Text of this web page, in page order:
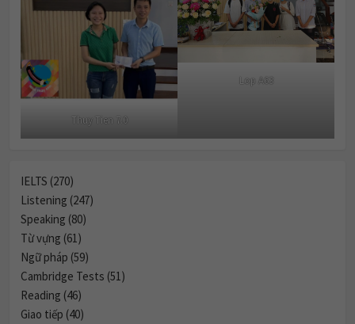
Thuy Tien 7.0
Lop A63
IELTS (270)
Listening (247)
Speaking (80)
Từ vựng (61)
Ngữ pháp (59)
Cambridge Tests (51)
Reading (46)
Giao tiếp (40)